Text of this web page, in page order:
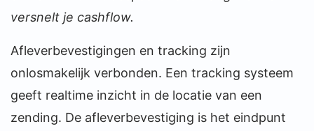
versnelt je cashflow.
Afleverbevestigingen en tracking zijn
onlosmakelijk verbonden. Een tracking systeem
geeft realtime inzicht in de locatie van een
zending. De afleverbevestiging is het eindpunt